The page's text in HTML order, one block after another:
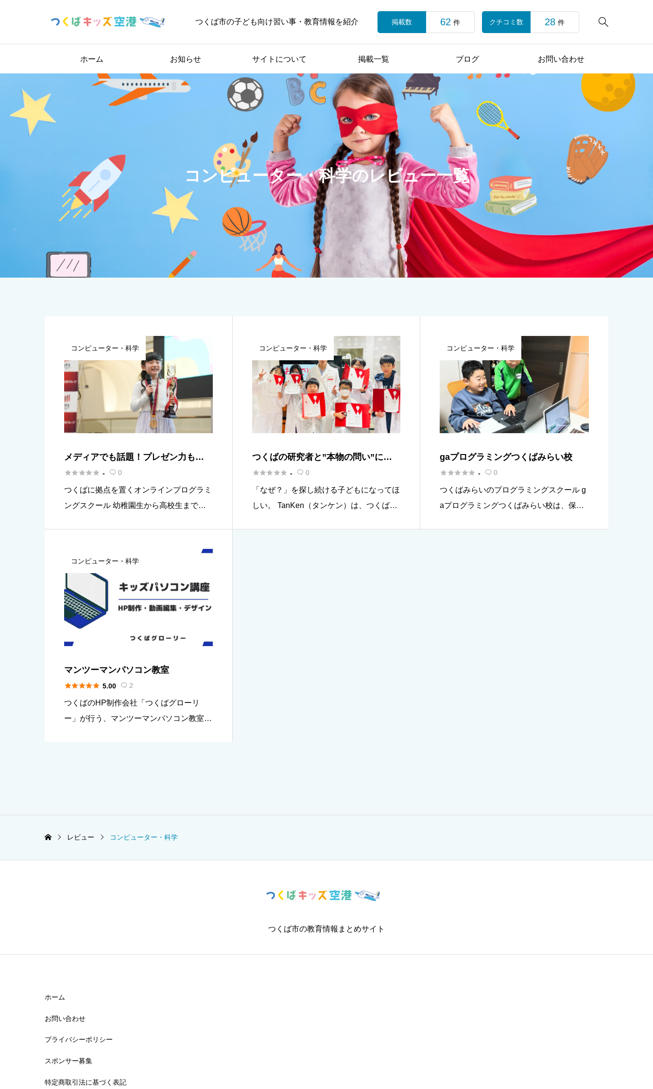
つくば市の子ども向け習い事・教育情報を紹介 
掲載数 62 件 クチコミ数 28 件
ホーム お知らせ サイトについて 掲載一覧 ブログ お問い合わせ
コンピューター・科学のレビュー一覧
コンピューター・科学
メディアでも話題！プレゼン力も身
につく全国注目のオンラインプログ
ラミングスクール『griteen』
 -  0
つくばに拠点を置くオンラインプログラミ
ングスクール 幼稚園生から高校生までを
興味や個性に合わせた独自教材で楽しくIT
コンピューター・科学
つくばの研究者と”本物の問い”に挑
む、子ども実験教室『Tanken』
 -  0
「なぜ？」を探し続ける子どもになってほ
しい。 TanKen（タンケン）は、つくばま
コンピューター・科学
gaプログラミングつくばみらい校
 -  0
つくばみらいのプログラミングスクール g
aプログラミングつくばみらい校は、保育
コンピューター・科学
マンツーマンパソコン教室
 5.00  2
つくばのHP制作会社「つくばグローリ
ー」が行う、マンツーマンパソコン教室で
レビュー コンピューター・科学
つくば市の教育情報まとめサイト
ホーム
お問い合わせ
プライバシーポリシー
スポンサー募集
特定商取引法に基づく表記